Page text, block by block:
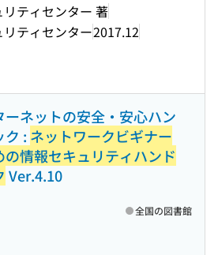
ティセンター 著
ティセンター2017.12
ーネットの安全・安心ハン
ク : ネットワークビギナー
の情報セキュリティハンド
Ver.4.10
全国の図書館